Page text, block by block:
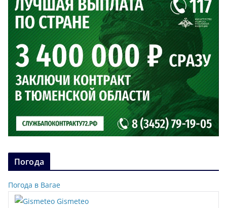
Погода
Погода в Вагае
Gismeteo